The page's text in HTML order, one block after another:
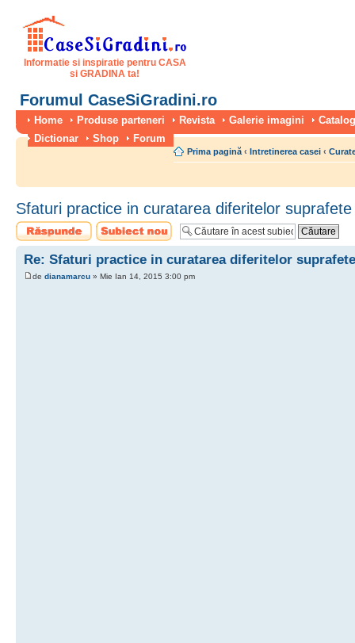
Informatie si inspiratie pentru CASA
si GRADINA ta!
Forumul CaseSiGradini.ro
Home Produse parteneri Revista Galerie imagini
Dictionar
Shop Forum
Prima pagină ‹ Intretinerea casei ‹
Sfaturi practice in curatarea diferitelor
Scrie un răspuns
Scrie un subiect
nou
Re: Sfaturi practice in curatarea diferitelor
de dianamarcu » Mie Ian 14, 2015 3:00 pm